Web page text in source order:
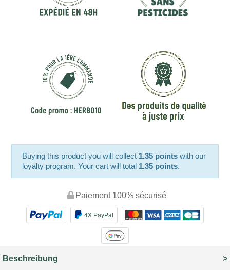
Buying this product you will collect 1.35 points with our
loyalty program. Your cart will total 1.35 points.
Paiement 100% sécurisé
4X PayPal
Beschreibung